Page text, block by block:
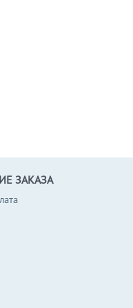
ЗАКАЗА